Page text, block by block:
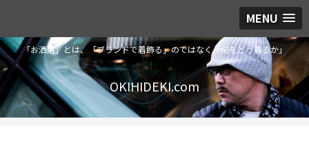
MENU
「お洒落」とは、「ブランドで着飾る」のではなく「何をどう着るか」
OKIHIDEKI.com